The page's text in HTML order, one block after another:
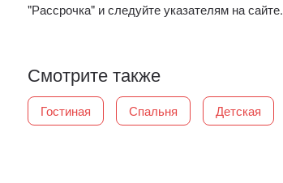
"Рассрочка" и следуйте указателям на сайте.
Смотрите также
Гостиная Спальня Детская